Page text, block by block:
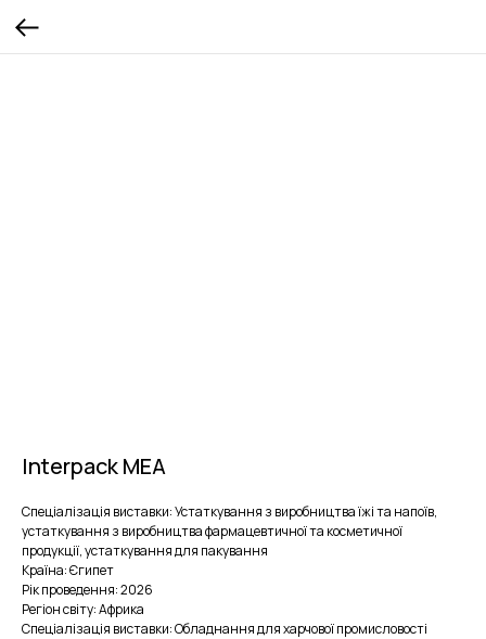
Interpack MEA
Спеціалізація виставки: Устаткування з виробництва їжі та напоїв,
устаткування з виробництва фармацевтичної та косметичної
продукції, устаткування для пакування
Країна: Єгипет
Рік проведення: 2026
Регіон світу: Африка
Спеціалізація виставки: Обладнання для харчової промисловості